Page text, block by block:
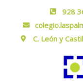
928
C. León y